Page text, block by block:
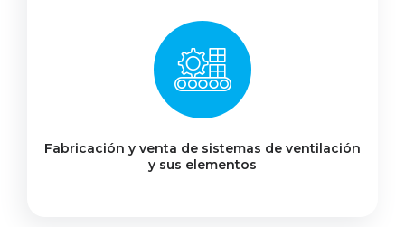
Fabricación y venta de sistemas de ventilación
y sus elementos